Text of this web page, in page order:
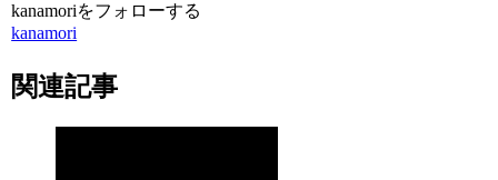
kanamoriをフォローする
kanamori
関連記事